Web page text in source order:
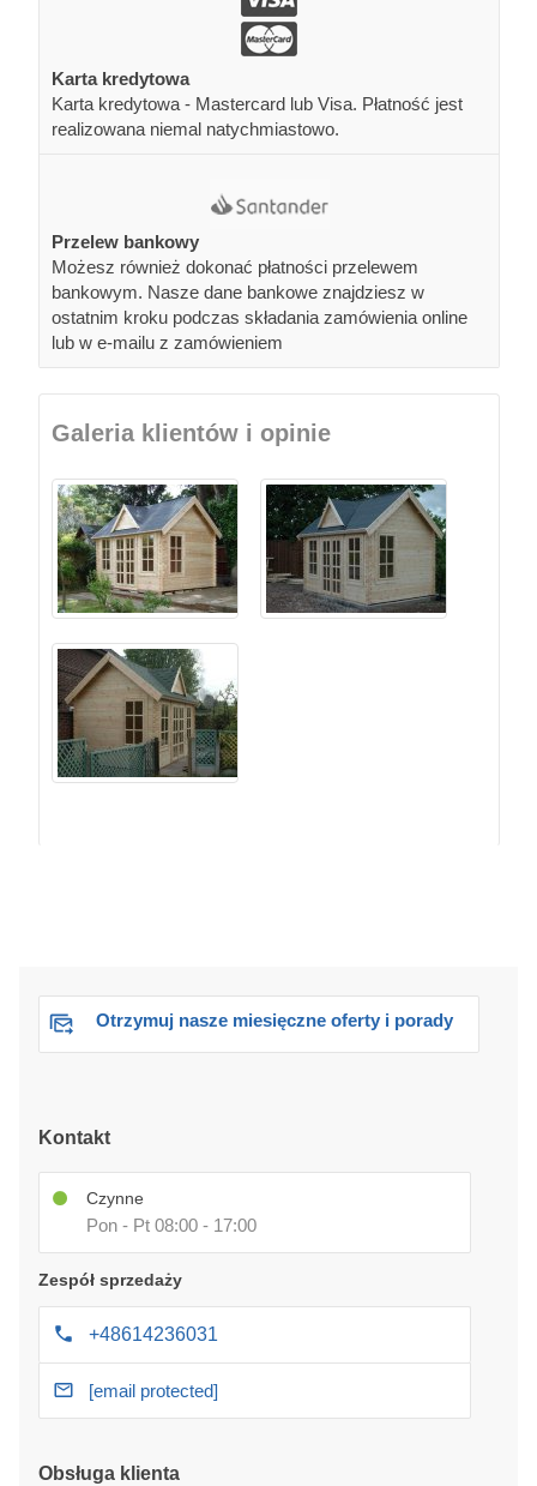
Karta kredytowa
Karta kredytowa - Mastercard lub Visa. Płatność jest
realizowana niemal natychmiastowo.
Przelew bankowy
Możesz również dokonać płatności przelewem
bankowym. Nasze dane bankowe znajdziesz w
ostatnim kroku podczas składania zamówienia online
lub w e-mailu z zamówieniem
Galeria klientów i opinie
Otrzymuj nasze miesięczne oferty i porady
Kontakt
Czynne
Pon - Pt 08:00 - 17:00
Zespół sprzedaży
+48614236031
[email protected]
Obsługa klienta